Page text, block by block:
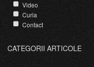
Video
Curia
Contact
CATEGORII ARTICOLE